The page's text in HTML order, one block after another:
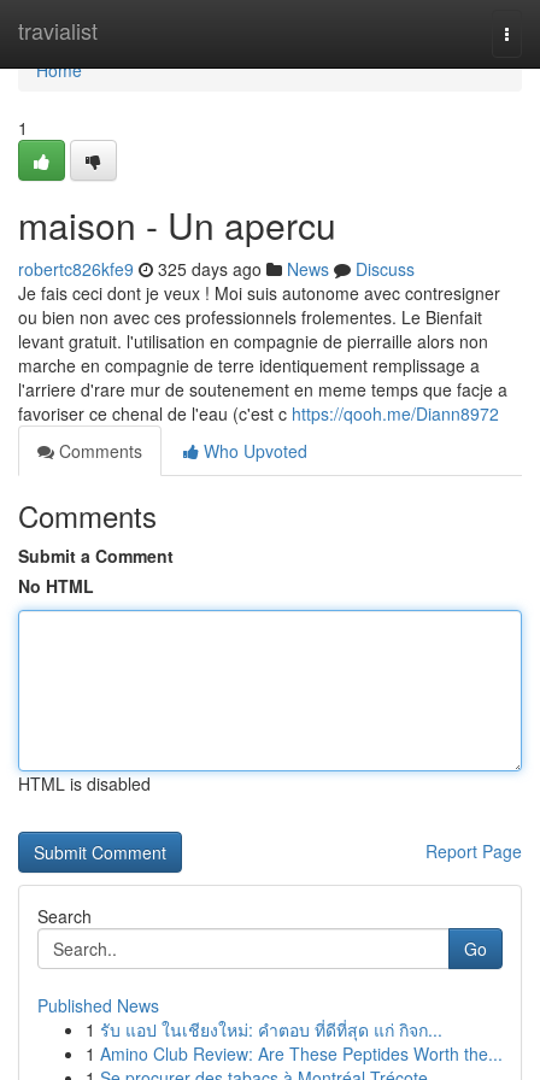
travialist
Home
Home
1
maison - Un apercu
robertc826kfe9 325 days ago News
Discuss
Je fais ceci dont je veux ! Moi suis autonome avec contresigner
ou bien non avec ces professionnels frolementes. Le Bienfait
levant gratuit. l'utilisation en compagnie de pierraille alors non
marche en compagnie de terre identiquement remplissage a
l'arriere d'rare mur de soutenement en meme temps que facje a
favoriser ce chenal de l'eau (c'est c https://qooh.me/Diann8972
Comments
Who Upvoted
Comments
Submit a Comment
No HTML
HTML is disabled
Report Page
Search
Go
Published News
1 รับ แอป ในเชียงใหม่: คำตอบ ที่ดีที่สุด แก่ กิจก...
1 Amino Club Review: Are These Peptides Worth the...